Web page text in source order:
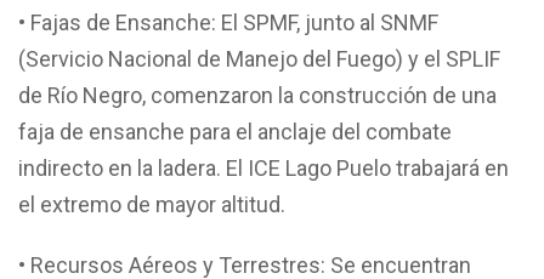
• Fajas de Ensanche: El SPMF, junto al SNMF
(Servicio Nacional de Manejo del Fuego) y el SPLIF
de Río Negro, comenzaron la construcción de una
faja de ensanche para el anclaje del combate
indirecto en la ladera. El ICE Lago Puelo trabajará en
el extremo de mayor altitud.
• Recursos Aéreos y Terrestres: Se encuentran